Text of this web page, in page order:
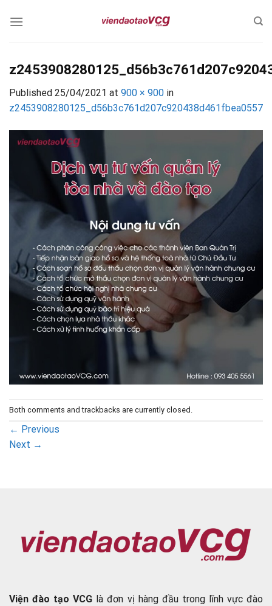
Published 25/04/2021 at 900 × 900 in
z2453908280125_d56b3c761d207c920438d461fbea0557
Both comments and trackbacks are currently closed.
← Previous
Next →
Viện đào tạo VCG là đơn vị hàng đầu trong lĩnh vực đào